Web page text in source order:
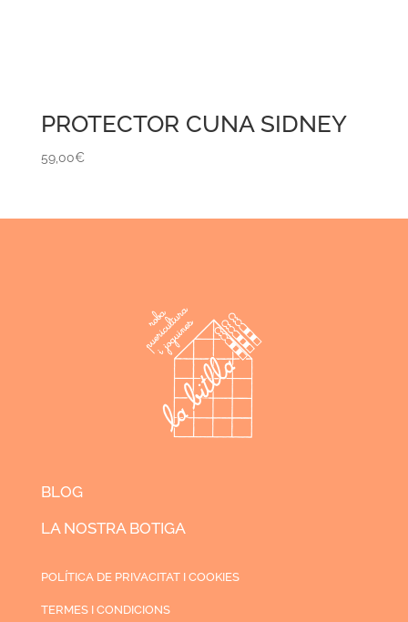
PROTECTOR CUNA SIDNEY
59,00€
BLOG
LA NOSTRA BOTIGA
POLÍTICA DE PRIVACITAT I COOKIES
TERMES I CONDICIONS